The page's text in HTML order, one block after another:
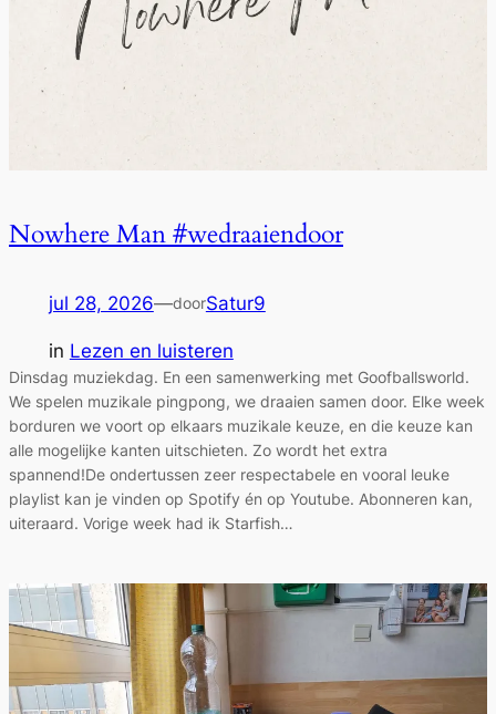
Nowhere Man #wedraaiendoor
jul 28, 2026—doorSatur9
in Lezen en luisteren
Dinsdag muziekdag. En een samenwerking met Goofballsworld.
We spelen muzikale pingpong, we draaien samen door. Elke week
borduren we voort op elkaars muzikale keuze, en die keuze kan
alle mogelijke kanten uitschieten. Zo wordt het extra
spannend!De ondertussen zeer respectabele en vooral leuke
playlist kan je vinden op Spotify én op Youtube. Abonneren kan,
uiteraard. Vorige week had ik Starfish…